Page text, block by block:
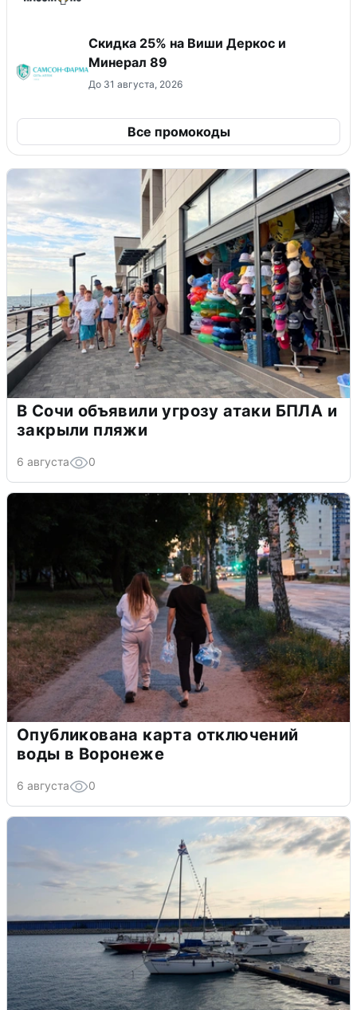
Скидка 25% на Виши Деркос и
Минерал 89
До 31 августа, 2026
Все промокоды
В Сочи объявили угрозу атаки БПЛА и
закрыли пляжи
6 августа 0
Опубликована карта отключений
воды в Воронеже
6 августа 0